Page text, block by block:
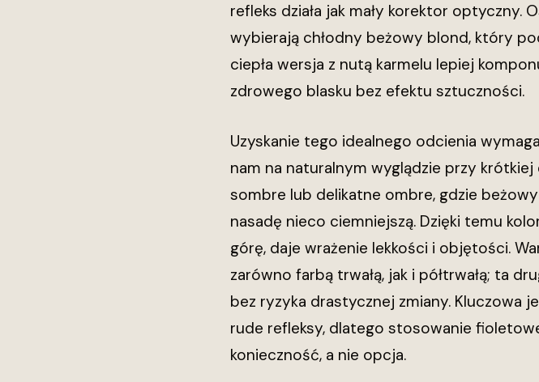
refleks działa jak mały korektor
wybierają chłodny beżowy blond, który
ciepła wersja z nutą karmelu lepiej
zdrowego blasku bez efektu sztuczności.
Uzyskanie tego idealnego odcienia
nam na naturalnym wyglądzie przy
sombre lub delikatne ombre, gdzie
nasadę nieco ciemniejszą. Dzięki temu
górę, daje wrażenie lekkości i objętości.
zarówno farbą trwałą, jak i półtrwałą; ta
bez ryzyka drastycznej zmiany. Kluczowa
rude refleksy, dlatego stosowanie
konieczność, a nie opcja.